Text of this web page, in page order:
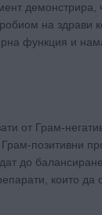
на здрави
функция и
от Грам-
позитивни
до
които да